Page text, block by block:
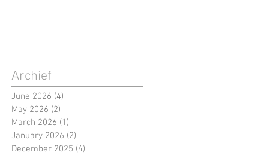
Archief
June 2026 (4)
May 2026 (2)
March 2026 (1)
January 2026 (2)
December 2025 (4)